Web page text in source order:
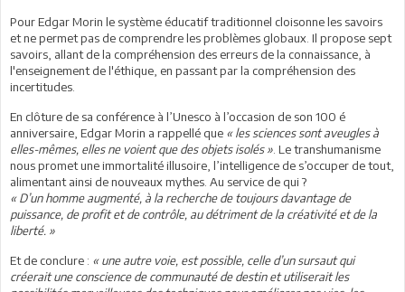
Pour Edgar Morin le système éducatif traditionnel cloisonne les savoirs
et ne permet pas de comprendre les problèmes globaux. Il propose sept
savoirs, allant de la compréhension des erreurs de la connaissance, à
l'enseignement de l'éthique, en passant par la compréhension des
incertitudes.
En clôture de sa conférence à l’Unesco à l’occasion de son 100 é
anniversaire, Edgar Morin a rappellé que « les sciences sont aveugles à
elles-mêmes, elles ne voient que des objets isolés » . Le transhumanisme
nous promet une immortalité illusoire, l’intelligence de s’occuper de tout,
alimentant ainsi de nouveaux mythes. Au service de qui ?
« D’un homme augmenté, à la recherche de toujours davantage de
puissance, de profit et de contrôle, au détriment de la créativité et de la
liberté. »
Et de conclure : « une autre voie, est possible, celle d’un sursaut qui
créerait une conscience de communauté de destin et utiliserait les